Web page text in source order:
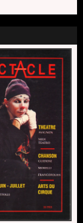
2026